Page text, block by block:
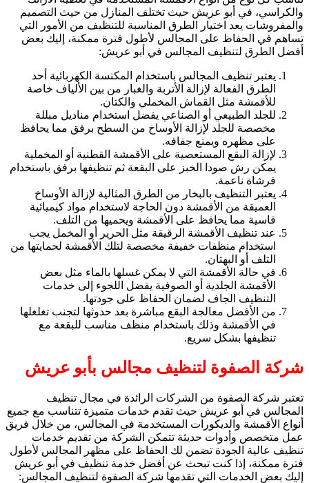
والكراسي، في أبو عريش حيث تختلف المنازل من حيث التصميم
والمفروشات يعد اختيار الطرق المناسبة للتنظيف من الأمور التي
تساهم في الحفاظ على المجالس لأطول فترة ممكنة، إليك بعض
أفضل الطرق لتنظيف المجالس في أبو عريش:
يعتبر تنظيف المجالس باستخدام المكنسة الكهربائية أحد
الطرق الفعالة لإزالة الأتربة والغبار من بين الألياف خاصة
للأقمشة مثل القماش المخملي والكتان.
للجلد الطبيعي أو الصناعي يفضل استخدام مناديل مبللة
مخصصة للجلد لإزالة الأوساخ من السطح برفق مما يحافظ
على مظهره ويمنع جفافه.
لإزالة البقع المستعصية على الأقمشة القطنية أو المخملية
يمكن رش صودا الخبز على البقعة ثم تنظيفها برفق باستخدام
فرشاة ناعمة.
يعتبر التنظيف بالبخار من الطرق المثالية لإزالة الأوساخ
العميقة من الأقمشة دون الحاجة لاستخدام مواد كيميائية
قاسية مما يحافظ على الأقمشة ويحميها من التلف.
عند تنظيف الأقمشة الرقيقة مثل الحرير أو المخمل يجب
استخدام منظفات خفيفة مخصصة لتلك الأقمشة لحمايتها من
التلف أو البهتان.
في حالة الأقمشة التي لا يمكن غسلها بالماء مثل بعض
الأقمشة الجلدية أو الصوفية يفضل اللجوء إلى خدمات
التنظيف الجاف لضمان الحفاظ على جودتها.
من الأفضل معالجة البقع مباشرة بعد حدوثها لتجنب تغلغلها
في الأقمشة وذلك باستخدام منظف مناسب للبقعة مع
تنظيفها بشكل سريع.
شركة الصفوة لتنظيف مجالس بأبو عريش
تعتبر شركة الصفوة من الشركات الرائدة في مجال تنظيف
المجالس في أبو عريش حيث تقدم خدمات متميزة تتناسب مع جميع
أنواع الأقمشة والديكورات المستخدمة في المجالس، من خلال فريق
عمل متخصص وأدوات حديثة تتمكن الشركة من تقديم خدمات
تنظيف عالية الجودة تضمن لك الحفاظ على مظهر المجالس لأطول
فترة ممكنة، إذا كنت تبحث عن أفضل خدمة تنظيف في أبو عريش
إليك بعض الخدمات التي تقدمها شركة الصفوة لتنظيف المجالس: